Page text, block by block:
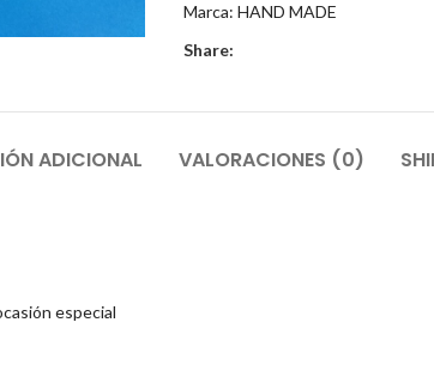
Marca: HAND MADE
Share:
ADICIONAL VALORACIONES (0)
especial